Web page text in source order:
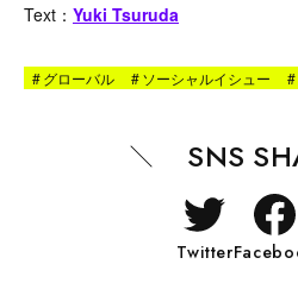
Text： Yuki Tsuruda
#グローバル #ソーシャルイシュー #
SNS
Twitter